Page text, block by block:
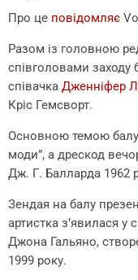
Про це повідомляє
Разом із головною
співголовами заходу
співачка Дженніфер
Кріс Гемсворт.
Основною темою балу
моди”, а дрескод
Дж. Г. Балларда 1962
Зендая на балу
артистка з’явилася у
Джона Гальяно,
1999 року.